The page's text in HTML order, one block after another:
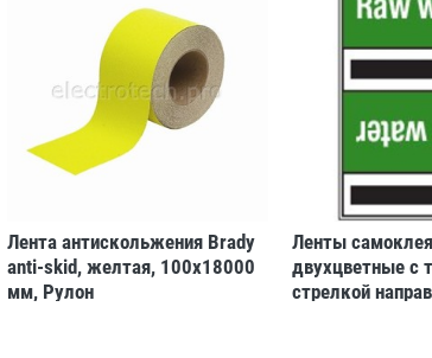
Лента антискольжения Brady
anti-skid, желтая, 100x18000
мм, Рулон
Ленты
двухцветные с
стрелкой